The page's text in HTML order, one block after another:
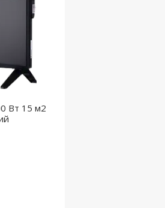
Вт 15 м2